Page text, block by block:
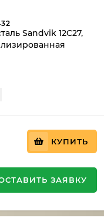
Sandvik 12C27,
КУПИТЬ
ЗАЯВКУ